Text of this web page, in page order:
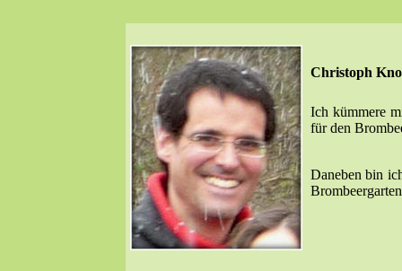
Christoph
Ich kümmere
für den
Daneben bin